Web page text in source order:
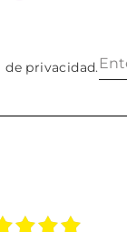
de privacidad.